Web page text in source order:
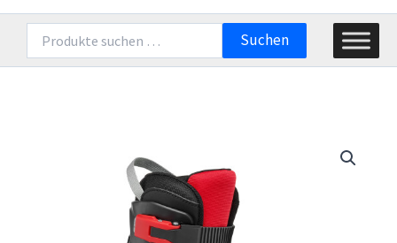
nach:
Suchen